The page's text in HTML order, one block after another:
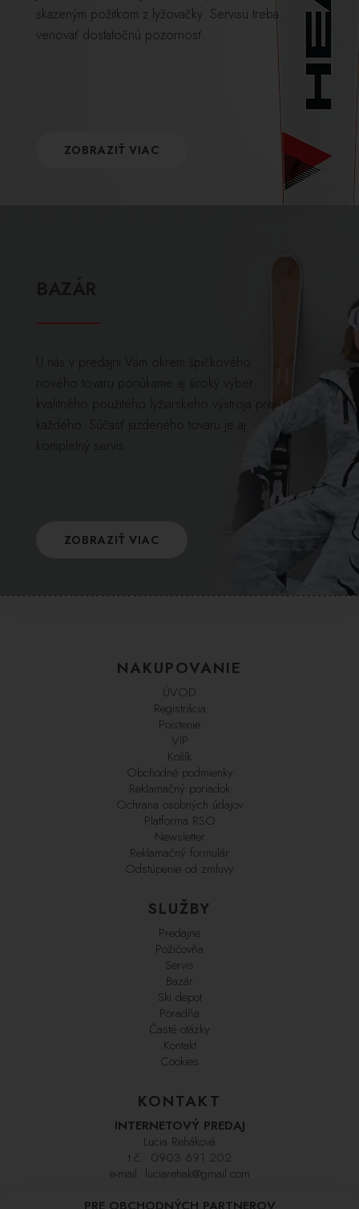
skazeným požitkom z lyžovačky. Servisu treba
venovať dostatočnú pozornosť.
ZOBRAZIŤ VIAC
U nás v predajni Vám okrem špičkového
nového tovaru ponúkame aj široký výber
kvalitného použitého lyžiarskeho výstroja pre
každého. Súčasť jazdeného tovaru je aj
kompletný servis.
ZOBRAZIŤ VIAC
NAKUPOVANIE
ÚVOD
Registrácia
Poistenie
VIP
Košík
Obchodné podmienky
Reklamačný poriadok
Ochrana osobných údajov
Platforma RSO
Newsletter
Reklamačný formulár
Odstúpenie od zmluvy
SLUŽBY
Predajne
Požičovňa
Servis
Bazár
Ski depot
Poradňa
Časté otázky
Kontakt
Cookies
KONTAKT
INTERNETOVÝ PREDAJ
Lucia Reháková
t.č.: 0903 691 202
e-mail: luciarehak@gmail.com